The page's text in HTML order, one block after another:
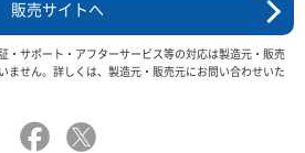
販売サイトへ
・サポート・アフターサービス等の対応は製造元・販売
ません。詳しくは、製造元・販売元にお問い合わせいた